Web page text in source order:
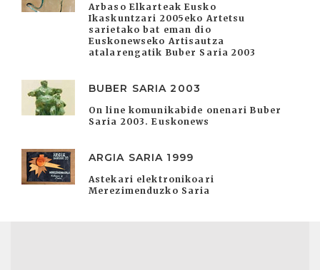
Arbaso Elkarteak Eusko
Ikaskuntzari 2005eko Artetsu
sarietako bat eman dio
Euskonewseko Artisautza
atalarengatik Buber Saria 2003
BUBER SARIA 2003
On line komunikabide onenari Buber
Saria 2003. Euskonews
ARGIA SARIA 1999
Astekari elektronikoari
Merezimenduzko Saria